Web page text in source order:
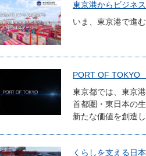
東京港からビジネ
いま、東京港で進
PORT OF TOKYO
東京都では、東京
首都圏・東日本の
新たな価値を創造
くらしを支える日